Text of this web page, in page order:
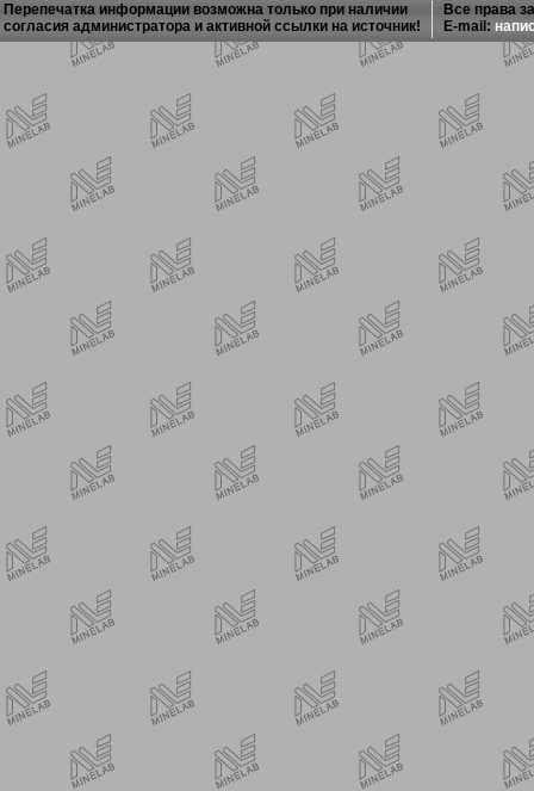
Перепечатка информации возможна только при наличии
согласия администратора и активной ссылки на источник!
Все права
E-mail: